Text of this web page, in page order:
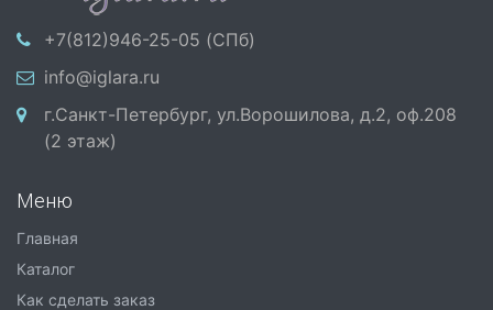
+7(812)946-25-05 (СПб)
info@iglara.ru
г.Санкт-Петербург, ул.Ворошилова, д.2, оф.208
(2 этаж)
Меню
Главная
Каталог
Как сделать заказ